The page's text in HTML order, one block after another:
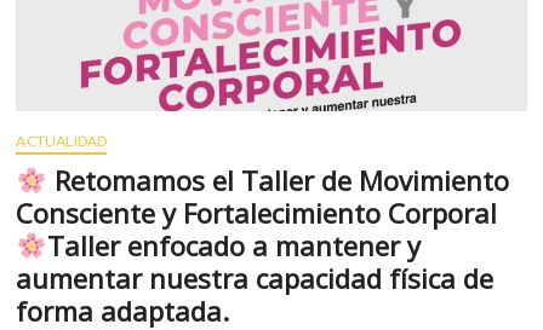
ACTUALIDAD
Retomamos el Taller de Movimiento
Consciente y Fortalecimiento Corporal
Taller enfocado a mantener y
aumentar nuestra capacidad física de
forma adaptada.